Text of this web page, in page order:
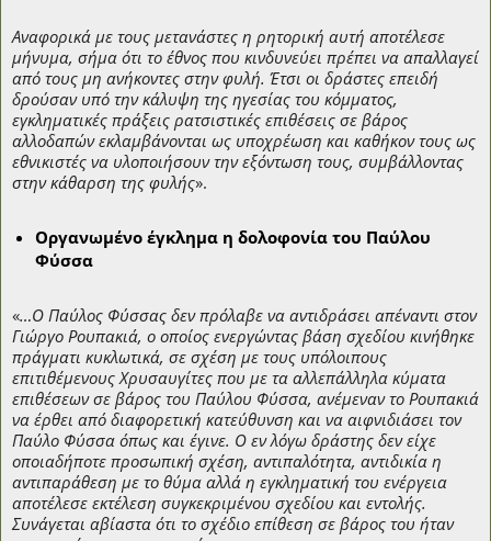
Αναφορικά με τους μετανάστες η ρητορική αυτή αποτέλεσε
μήνυμα, σήμα ότι το έθνος που κινδυνεύει πρέπει να απαλλαγεί
από τους μη ανήκοντες στην φυλή. Έτσι οι δράστες επειδή
δρούσαν υπό την κάλυψη της ηγεσίας του κόμματος,
εγκληματικές πράξεις ρατσιστικές επιθέσεις σε βάρος
αλλοδαπών εκλαμβάνονται ως υποχρέωση και καθήκον τους ως
εθνικιστές να υλοποιήσουν την εξόντωση τους, συμβάλλοντας
στην κάθαρση της φυλής».
Οργανωμένο έγκλημα η δολοφονία του Παύλου
Φύσσα
«…Ο Παύλος Φύσσας δεν πρόλαβε να αντιδράσει απέναντι στον
Γιώργο Ρουπακιά, ο οποίος ενεργώντας βάση σχεδίου κινήθηκε
πράγματι κυκλωτικά, σε σχέση με τους υπόλοιπους
επιτιθέμενους Χρυσαυγίτες που με τα αλλεπάλληλα κύματα
επιθέσεων σε βάρος του Παύλου Φύσσα, ανέμεναν το Ρουπακιά
να έρθει από διαφορετική κατεύθυνση και να αιφνιδιάσει τον
Παύλο Φύσσα όπως και έγινε. Ο εν λόγω δράστης δεν είχε
οποιαδήποτε προσωπική σχέση, αντιπαλότητα, αντιδικία η
αντιπαράθεση με το θύμα αλλά η εγκληματική του ενέργεια
αποτέλεσε εκτέλεση συγκεκριμένου σχεδίου και εντολής.
Συνάγεται αβίαστα ότι το σχέδιο επίθεση σε βάρος του ήταν